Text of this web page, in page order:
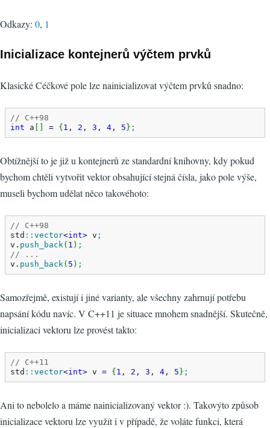
Odkazy: 0, 1
Inicializace kontejnerů výčtem prvků
Klasické Céčkové pole lze nainicializovat výčtem prvků snadno:
// C++98
int a = { 1 , 2 , 3 , 4 , 5 } ;
Obtížnější to je již u kontejnerů ze standardní knihovny, kdy pokud
bychom chtěli vytvořit vektor obsahující stejná čísla, jako pole výše,
museli bychom udělat něco takovéhoto:
// C++98
std :: vector<int> v ;
v. push_back ( 1 ) ;
// ...
v. push_back ( 5 ) ;
Samozřejmě, existují i jiné varianty, ale všechny zahrnují potřebu
napsání kódu navíc. V C++11 je situace mnohem snadnější. Skutečně,
inicializaci vektoru lze provést takto:
// C++11
std :: vector<int> v = { 1 , 2 , 3 , 4 , 5 } ;
Ani to nebolelo a máme nainicializovaný vektor :). Takovýto způsob
inicializace vektoru lze využít i v případě, že voláte funkci, která